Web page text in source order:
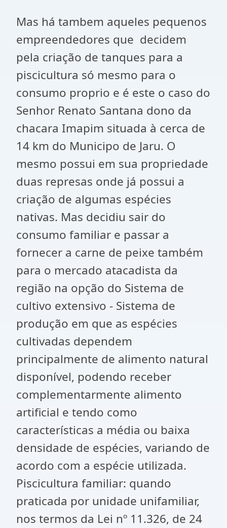
Mas há tambem aqueles pequenos
empreendedores que decidem
pela criação de tanques para a
piscicultura só mesmo para o
consumo proprio e é este o caso do
Senhor Renato Santana dono da
chacara Imapim situada à cerca de
14 km do Municipo de Jaru. O
mesmo possui em sua propriedade
duas represas onde já possui a
criação de algumas espécies
nativas. Mas decidiu sair do
consumo familiar e passar a
fornecer a carne de peixe também
para o mercado atacadista da
região na opção do Sistema de
cultivo extensivo - Sistema de
produção em que as espécies
cultivadas dependem
principalmente de alimento natural
disponível, podendo receber
complementarmente alimento
artificial e tendo como
características a média ou baixa
densidade de espécies, variando de
acordo com a espécie utilizada.
Piscicultura familiar: quando
praticada por unidade unifamiliar,
nos termos da Lei nº 11.326, de 24